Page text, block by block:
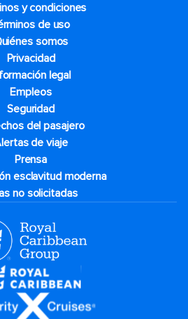
y condiciones
de uso
somos
Privacidad
legal
Empleos
Seguridad
del pasajero
de viaje
Prensa
esclavitud moderna
no solicitadas